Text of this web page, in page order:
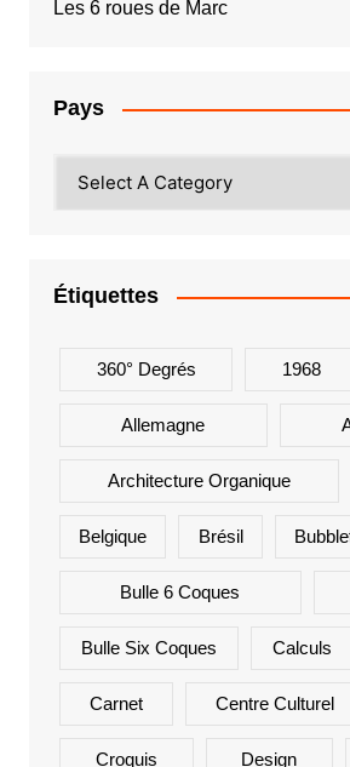
Les 6 roues de Marc
Pays
Étiquettes
360° Degrés 1968
Allemagne
Architecture Organique
Belgique Brésil
Bulle 6 Coques
Bulle Six Coques Calculs
Carnet Centre Culturel
Croquis Design